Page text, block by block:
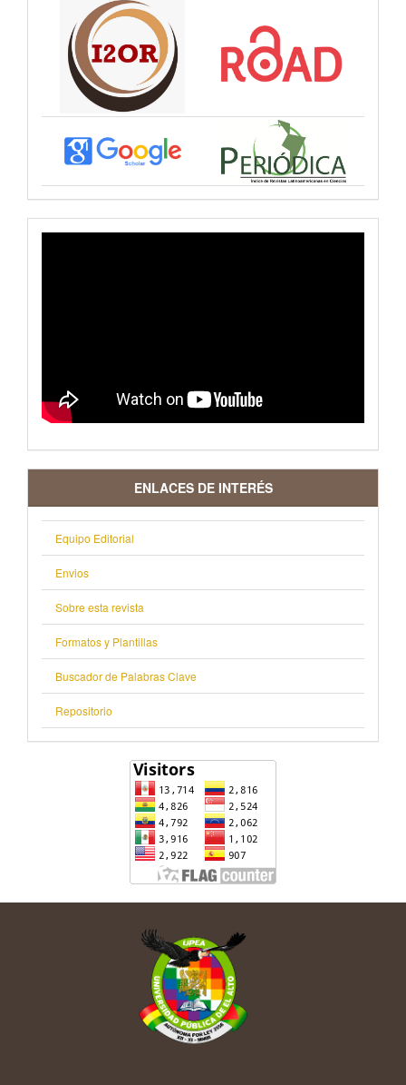
VIDEO
ENLACES DE INTERÉS
Equipo Editorial
Envios
Sobre esta revista
Formatos y Plantillas
Buscador de Palabras Clave
Repositorio